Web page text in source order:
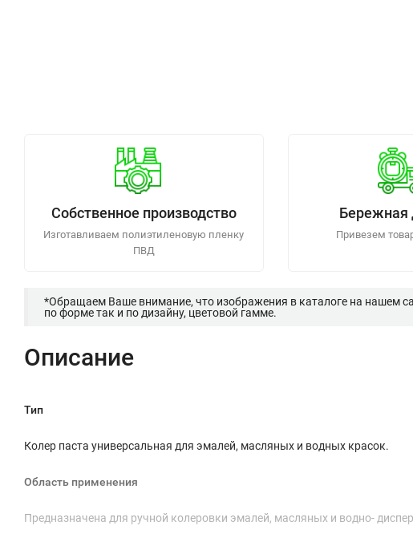
Собственное производство
Изготавливаем полиэтиленовую пленку
ПВД
Бережная
Привезем
*Обращаем Ваше внимание, что изображения в каталоге на нашем
по форме так и по дизайну, цветовой гамме.
Описание
Тип
Колер паста универсальная для эмалей, масляных и водных красок.
Область применения
Предназначена для ручной колеровки эмалей, масляных и водно-